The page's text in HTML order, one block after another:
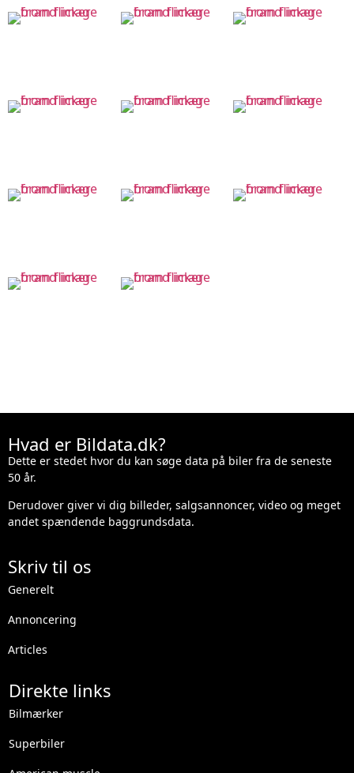
Hvad er Bildata.dk?
Dette er stedet hvor du kan søge data på biler fra de seneste
50 år.
Derudover giver vi dig billeder, salgsannoncer, video og meget
andet spændende baggrundsdata.
Skriv til os
Generelt
Annoncering
Articles
Direkte links
Bilmærker
Superbiler